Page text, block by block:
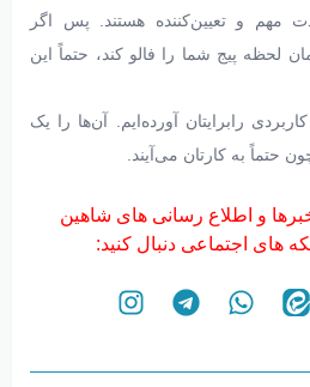
و تعیین‌کننده هستند. پس اگر
لحظه پیج شما را فالو کند، حتماً این
رابرایتان آورده‌ایم. آن‌ها را یک
حتماً به کارتان می‌آیند.
و اطلاع رسانی های شاهین
های اجتماعی دنبال کنید: